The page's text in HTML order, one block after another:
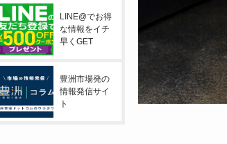
LINE@でお得
な情報をイチ
早くGET
豊洲市場発の
情報発信サイ
ト